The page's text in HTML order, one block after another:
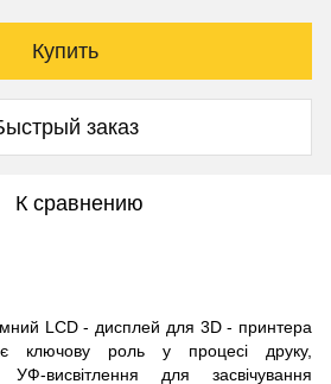
Купить
заказ
К сравнению
LCD - дисплей для 3D - принтера
ключову роль у процесі друку,
висвітлення для засвічування